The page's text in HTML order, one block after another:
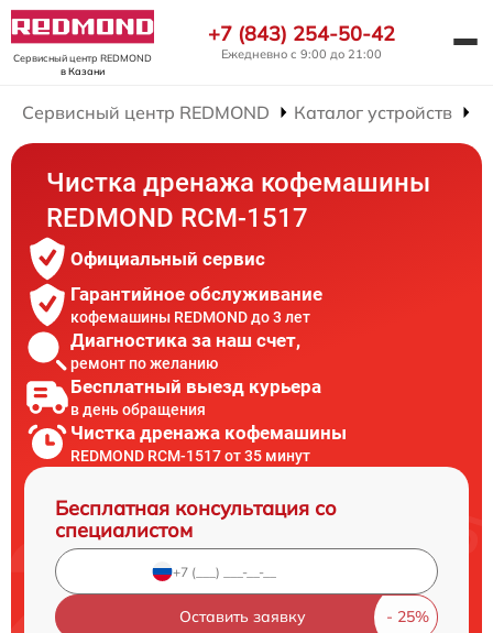
Сервисный центр REDMOND
в Казани
+7 (843) 254-50-42
Ежедневно с 9:00 до 21:00
Сервисный центр REDMOND Каталог устройств
Чистка дренажа кофемашины
REDMOND RCM-1517
Официальный сервис
Гарантийное обслуживание
кофемашины REDMOND до 3 лет
Диагностика за наш счет,
ремонт по желанию
Бесплатный выезд курьера
в день обращения
Чистка дренажа кофемашины
REDMOND RCM-1517 от 35 минут
Бесплатная консультация со
специалистом
Оставить заявку